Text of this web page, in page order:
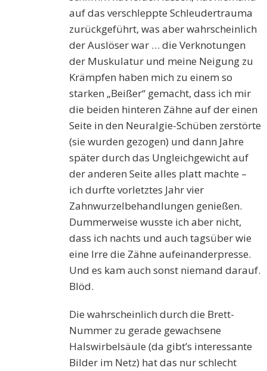
auf das verschleppte Schleudertrauma
zurückgeführt, was aber wahrscheinlich
der Auslöser war … die Verknotungen
der Muskulatur und meine Neigung zu
Krämpfen haben mich zu einem so
starken „Beißer“ gemacht, dass ich mir
die beiden hinteren Zähne auf der einen
Seite in den Neuralgie-Schüben zerstörte
(sie wurden gezogen) und dann Jahre
später durch das Ungleichgewicht auf
der anderen Seite alles platt machte –
ich durfte vorletztes Jahr vier
Zahnwurzelbehandlungen genießen.
Dummerweise wusste ich aber nicht,
dass ich nachts und auch tagsüber wie
eine Irre die Zähne aufeinanderpresse.
Und es kam auch sonst niemand darauf.
Blöd.
Die wahrscheinlich durch die Brett-
Nummer zu gerade gewachsene
Halswirbelsäule (da gibt’s interessante
Bilder im Netz) hat das nur schlecht